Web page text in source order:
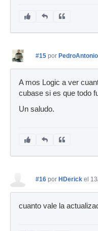
#15 por PedroAntonio
A mos Logic a ver
cubase si es que todo
Un saludo.
#16 por HDerick el
cuanto vale la